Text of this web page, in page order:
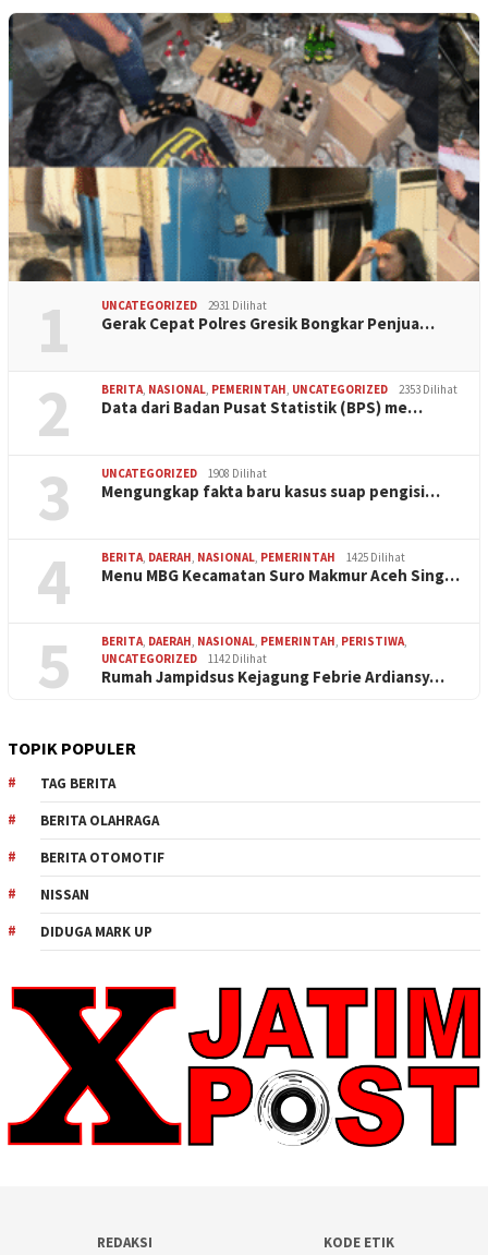
1 UNCATEGORIZED 2931 Dilihat
Gerak Cepat Polres Gresik Bongkar Penjua…
2 BERITA, NASIONAL, PEMERINTAH, UNCATEGORIZED 2353 Dilihat
Data dari Badan Pusat Statistik (BPS) me…
3 UNCATEGORIZED 1908 Dilihat
Mengungkap fakta baru kasus suap pengisi…
4 BERITA, DAERAH, NASIONAL, PEMERINTAH 1425 Dilihat
Menu MBG Kecamatan Suro Makmur Aceh Sing…
5 BERITA, DAERAH, NASIONAL, PEMERINTAH, PERISTIWA,
UNCATEGORIZED
1142 Dilihat
Rumah Jampidsus Kejagung Febrie Ardiansy…
TOPIK POPULER
TAG BERITA
BERITA OLAHRAGA
BERITA OTOMOTIF
NISSAN
DIDUGA MARK UP
REDAKSI KODE ETIK